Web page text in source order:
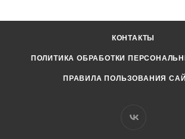
КОНТАКТЫ
ПОЛИТИКА ОБРАБОТКИ
ПРАВИЛА ПОЛЬЗОВАНИЯ